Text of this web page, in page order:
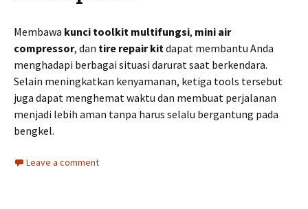
Membawa kunci toolkit multifungsi, mini air
compressor, dan tire repair kit dapat membantu Anda
menghadapi berbagai situasi darurat saat berkendara.
Selain meningkatkan kenyamanan, ketiga tools tersebut
juga dapat menghemat waktu dan membuat perjalanan
menjadi lebih aman tanpa harus selalu bergantung pada
bengkel.
Leave a comment